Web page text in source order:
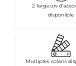
2 largeurs
disponible
Multiples coloris